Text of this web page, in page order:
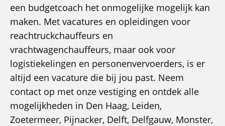
een budgetcoach het onmogelijke mogelijk kan
maken. Met vacatures en opleidingen voor
reachtruckchauffeurs en
vrachtwagenchauffeurs, maar ook voor
logistiekelingen en personenvervoerders, is er
altijd een vacature die bij jou past. Neem
contact op met onze vestiging en ontdek alle
mogelijkheden in Den Haag, Leiden,
Zoetermeer, Pijnacker, Delft, Delfgauw, Monster,